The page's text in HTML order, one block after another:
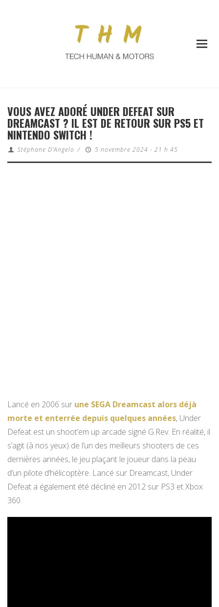
VOUS AVEZ ADORÉ UNDER DEFEAT SUR
DREAMCAST ? IL EST DE RETOUR SUR PS5 ET
NINTENDO SWITCH !
Stéphane D'Angelo / 5 novembre 2024 - 21 h 45
Lancé en 2006 sur une SEGA Dreamcast alors déjà
morte et enterrée depuis quelques années, Under
Defeat est un shoot’em up arcade signé G.Rev. En réalité, il
s’agit (à nos yeux) de l’un des meilleurs shooters de ces
dernières années, le jeu plaçant le joueur dans la peau
d’un pilote d’hélicoptère. Lancé sur Dreamcast, Under
Defeat a également été décliné en 2012 sur PS3 et Xbox
360.